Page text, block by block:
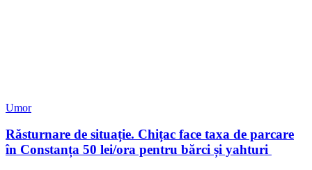
Umor
Răsturnare de situație. Chițac face taxa de parcare
în Constanța 50 lei/ora pentru bărci și yahturi